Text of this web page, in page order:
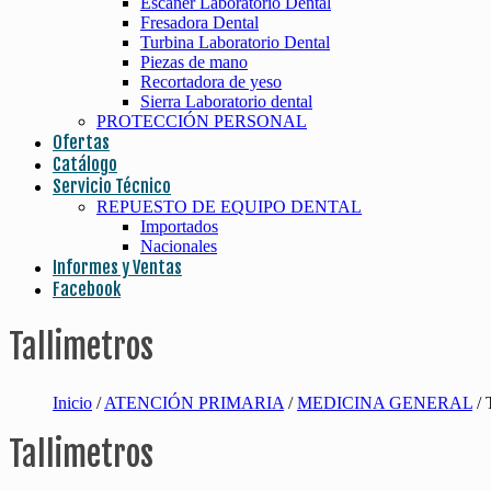
Fresadora Dental
Turbina Laboratorio Dental
Piezas de mano
Recortadora de yeso
Sierra Laboratorio dental
PROTECCIÓN PERSONAL
Ofertas
Catálogo
Servicio Técnico
REPUESTO DE EQUIPO DENTAL
Importados
Nacionales
Informes y Ventas
Facebook
Tallimetros
Inicio /ATENCIÓN PRIMARIA /MEDICINA GENERAL /
Tallimetros